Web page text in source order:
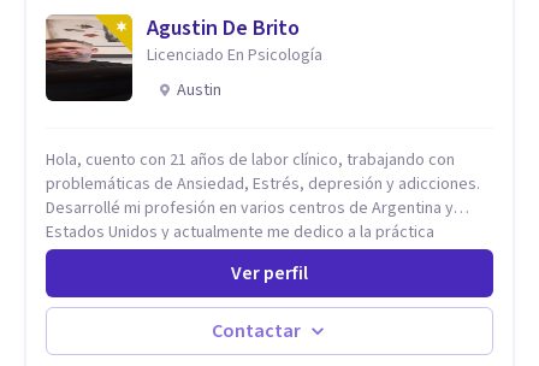
Agustin De Brito
Licenciado En Psicología
Austin
Hola, cuento con 21 años de labor clínico, trabajando con
problemáticas de Ansiedad, Estrés, depresión y adicciones.
Desarrollé mi profesión en varios centros de Argentina y
Estados Unidos y actualmente me dedico a la práctica
privada. Utilizo terapias cognitivas conductuales basadas en
evidencia científica con comprobados resultados. Los
objetivos terapéuticos están centrados en brindar
herramientas concretas para el cambio, que permitan
desarrollar nuevas habilidades y estrategias basadas en la
Ver perfil
Contactar